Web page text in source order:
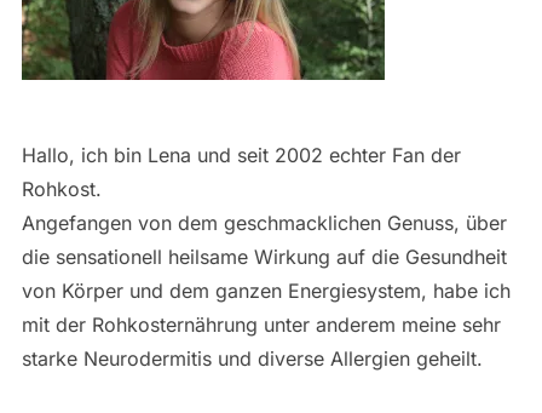
Hallo, ich bin Lena und seit 2002 echter Fan der
Rohkost.
Angefangen von dem geschmacklichen Genuss, über
die sensationell heilsame Wirkung auf die Gesundheit
von Körper und dem ganzen Energiesystem, habe ich
mit der Rohkosternährung unter anderem meine sehr
starke Neurodermitis und diverse Allergien geheilt.